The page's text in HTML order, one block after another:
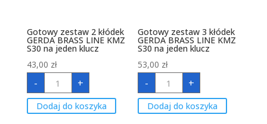
Gotowy zestaw 2 kłódek
GERDA BRASS LINE KMZ
S30 na jeden klucz
43,00 zł
-
ilość
Gotowy
zestaw
2
kłódek
GERDA
+
Dodaj do koszyka
Gotowy zestaw 3 kłódek
GERDA BRASS LINE KMZ
S30 na jeden klucz
53,00 zł
-
ilość
Gotowy
zestaw
3
kłódek
GERDA
+
Dodaj do koszyka